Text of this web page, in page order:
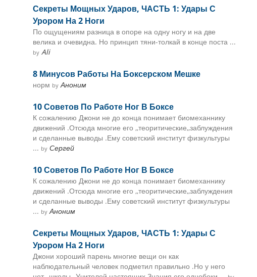
Секреты Мощных Ударов, ЧАСТЬ 1: Удары С
Урором На 2 Ноги
По ощущениям разница в опоре на одну ногу и на две
велика и очевидна. Но принцип тяни-толкай в конце поста ...
by Ali
8 Минусов Работы На Боксерском Мешке
норм by Аноним
10 Советов По Работе Ног В Боксе
К сожалению Джони не до конца понимает биомеханнику
движений .Отсюда многие его ,,теоритические,,заблуждения
и сделанные выводы .Ему советский институт физкультуры
... by Сергей
10 Советов По Работе Ног В Боксе
К сожалению Джони не до конца понимает биомеханнику
движений .Отсюда многие его ,,теоритические,,заблуждения
и сделанные выводы .Ему советский институт физкультуры
... by Аноним
Секреты Мощных Ударов, ЧАСТЬ 1: Удары С
Урором На 2 Ноги
Джони хороший парень многие вещи он как
наблюдательный человек подметил правильно .Но у него